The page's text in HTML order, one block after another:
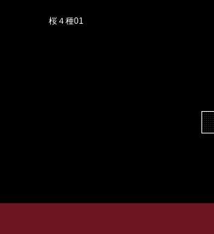
桜４種01